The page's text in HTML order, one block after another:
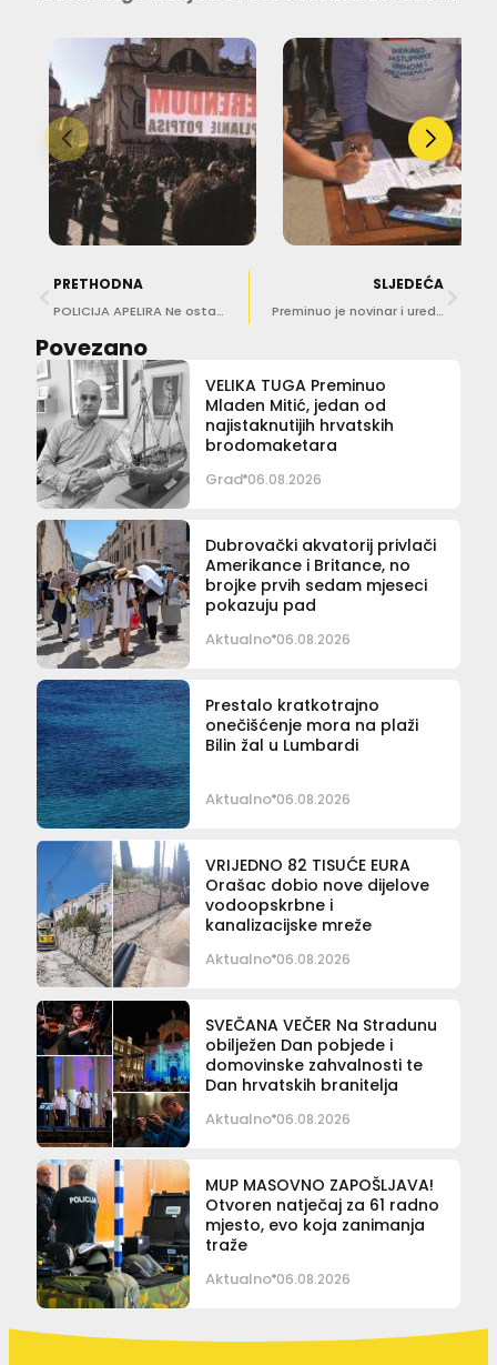
PRETHODNA
POLICIJA APELIRA Ne ostavljajte djecu samu u vozilima!
SLJEDEĆA
Preminuo je novinar i urednik Mislav Bago
Povezano
VELIKA TUGA Preminuo
Mladen Mitić, jedan od
najistaknutijih hrvatskih
brodomaketara
Grad 06.08.2026
Dubrovački akvatorij privlači
Amerikance i Britance, no
brojke prvih sedam mjeseci
pokazuju pad
Aktualno 06.08.2026
Prestalo kratkotrajno
onečišćenje mora na plaži
Bilin žal u Lumbardi
Aktualno 06.08.2026
VRIJEDNO 82 TISUĆE EURA
Orašac dobio nove dijelove
vodoopskrbne i
kanalizacijske mreže
Aktualno 06.08.2026
SVEČANA VEČER Na Stradunu
obilježen Dan pobjede i
domovinske zahvalnosti te
Dan hrvatskih branitelja
Aktualno 06.08.2026
MUP MASOVNO ZAPOŠLJAVA!
Otvoren natječaj za 61 radno
mjesto, evo koja zanimanja
traže
Aktualno 06.08.2026